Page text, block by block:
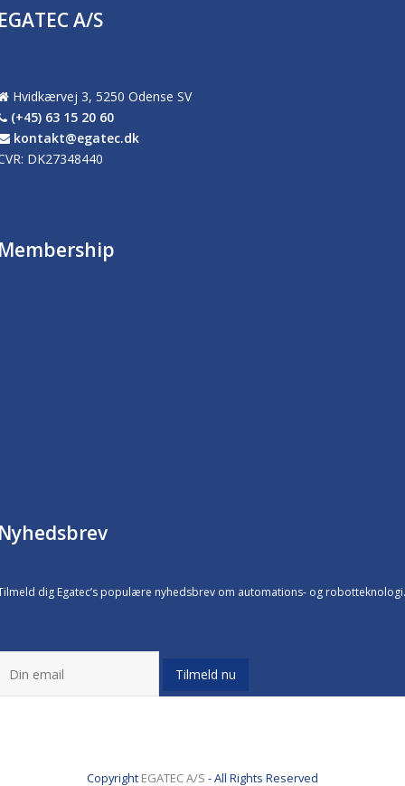
A/S
Hvidkærvej 3, 5250 Odense SV
(+45) 63 15 20 60
kontakt@egatec.dk
DK27348440
dig Egatec’s populære nyhedsbrev om automations- og robotteknologi.
Tilmeld nu
Copyright EGATEC A/S - All Rights Reserved